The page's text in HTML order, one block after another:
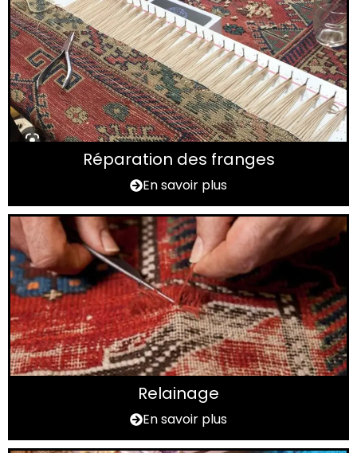
Réparation des franges
En savoir plus
Relainage
En savoir plus